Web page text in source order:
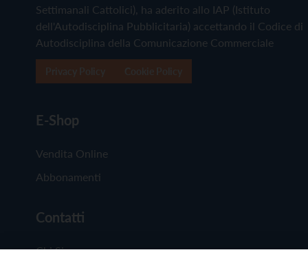
Settimanali Cattolici), ha aderito allo IAP (Istituto
dell'Autodisciplina Pubblicitaria) accettando il Codice di
Autodisciplina della Comunicazione Commerciale
E-Shop
Vendita Online
Abbonamenti
Contatti
Chi Siamo